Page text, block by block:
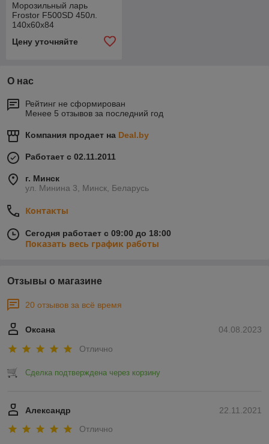
Морозильный ларь
Frostor F500SD 450л.
140х60х84
металлическая (глухая)
крышка
Цену уточняйте
О нас
Рейтинг не сформирован
Менее 5 отзывов за последний год
Компания продает на Deal.by
Работает с 02.11.2011
г. Минск
ул. Минина 3, Минск, Беларусь
Контакты
Сегодня работает с 09:00 до 18:00
Показать весь график работы
Отзывы о магазине
20 отзывов за всё время
04.08.2023
Оксана
Отлично
Сделка подтверждена через корзину
22.11.2021
Александр
Отлично